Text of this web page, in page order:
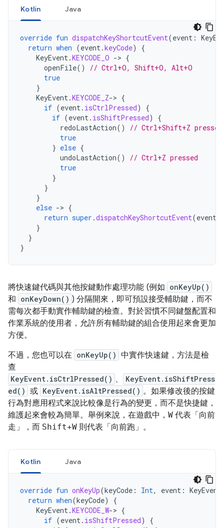
Kotlin Java
override fun dispatchKeyShortcutEvent(event :
return when (event.keyCode)
{
KeyEvent.KEYCODE_O -> {
openFile()
// Ctrl+O, Shift+O, Alt+O
true
}
KeyEvent.KEYCODE_Z-> {
if (event. isCtrlPressed)
{
if (event. isShiftPressed)
{
redoLastAction()
// Ctrl+Shift+Z pressed
true
} else {
undoLastAction()
// Ctrl+Z pressed
true
}
}
}
else -> {
return super .dispatchKeyShortcutEvent(event
}
}
}
將快速鍵代碼與其他按鍵動作處理功能 (例如 onKeyUp()
和 onKeyDown() ) 分隔開來，即可預設接受輔助鍵，而不
需每次都手動實作輔助鍵的檢查。對於習慣不同鍵盤配置和
作業系統的使用者，允許所有輔助鍵的組合使用起來會更加
方便。
不過，您也可以在 onKeyUp() 中實作快速鍵，方法是檢
查
KeyEvent.isCtrlPressed() 、
KeyEvent.isShiftPress
ed() 或 KeyEvent.isAltPressed() 。如果修改後的按鍵
行為對應用程式來說比較像是行為的變更，而不是快捷鍵，
維護起來會較為簡單。舉例來說，在遊戲中， W 代表「向前
走」，而 Shift+W 則代表「向前跑」。
Kotlin Java
override fun onKeyUp(keyCode : Int, event : KeyEvent
return when(keyCode)
{
KeyEvent.KEYCODE_W-> {
if (event. isShiftPressed)
{